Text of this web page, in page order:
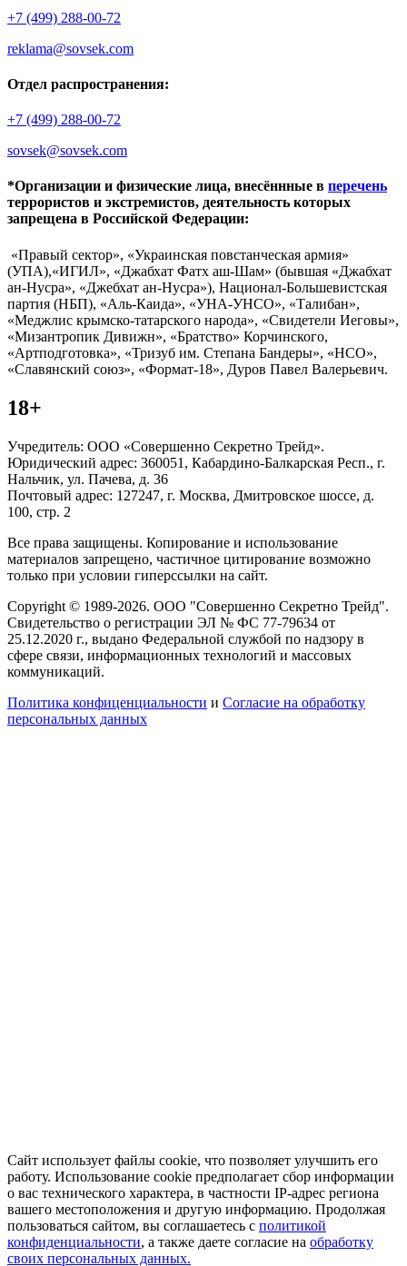
+7 (499) 288-00-72
reklama@sovsek.com
Отдел распространения:
+7 (499) 288-00-72
sovsek@sovsek.com
*Организации и физические лица, внесённные в перечень
террористов и экстремистов, деятельность которых
запрещена в Российской Федерации:
«Правый сектор», «Украинская повстанческая армия»
(УПА),«ИГИЛ», «Джабхат Фатх аш-Шам» (бывшая «Джабхат
ан-Нусра», «Джебхат ан-Нусра»), Национал-Большевистская
партия (НБП), «Аль-Каида», «УНА-УНСО», «Талибан»,
«Меджлис крымско-татарского народа», «Свидетели Иеговы»,
«Мизантропик Дивижн», «Братство» Корчинского,
«Артподготовка», «Тризуб им. Степана Бандеры», «НСО»,
«Славянский союз», «Формат-18», Дуров Павел Валерьевич.
18+
Учредитель: ООО «Совершенно Секретно Трейд».
Юридический адрес: 360051, Кабардино-Балкарская Респ., г.
Нальчик, ул. Пачева, д. 36
Почтовый адрес: 127247, г. Москва, Дмитровское шоссе, д.
100, стр. 2
Все права защищены. Копирование и использование
материалов запрещено, частичное цитирование возможно
только при условии гиперссылки на сайт.
Copyright © 1989-2026. ООО "Совершенно Секретно Трейд".
Свидетельство о регистрации ЭЛ № ФС 77-79634 от
25.12.2020 г., выдано Федеральной службой по надзору в
сфере связи, информационных технологий и массовых
коммуникаций.
Политика конфиценциальности и Согласие на обработку
персональных данных
Сайт использует файлы cookie, что позволяет улучшить его
работу. Использование cookie предполагает сбор информации
о вас технического характера, в частности IP-адрес региона
вашего местоположения и другую информацию. Продолжая
пользоваться сайтом, вы соглашаетесь с политикой
конфиденциальности, а также даете согласие на обработку
своих персональных данных.